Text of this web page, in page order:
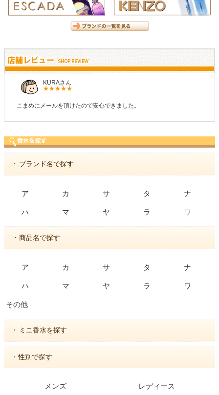
KURAさん
こまめにメールを頂けたので安心できました。
・ ブランド名で探す
ア カ サ タ ナ
ハ マ ヤ ラ ワ
・商品名で探す
ア カ サ タ ナ
ハ マ ヤ ラ ワ
その他
・ ミニ香水を探す
・性別で探す
メンズ レディース